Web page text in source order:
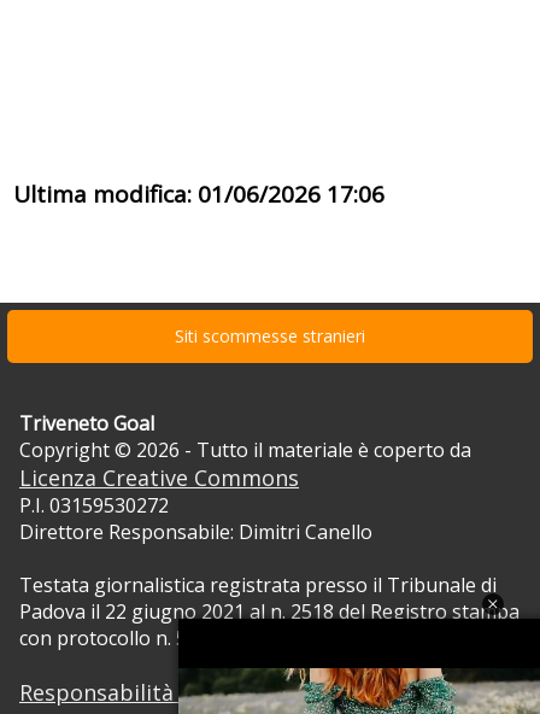
Ultima modifica: 01/06/2026 17:06
Siti scommesse stranieri
Triveneto Goal
Copyright © 2026 - Tutto il materiale è coperto da
Licenza Creative Commons
P.I. 03159530272
Direttore Responsabile: Dimitri Canello
Testata giornalistica registrata presso il Tribunale di
Padova il 22 giugno 2021 al n. 2518 del Registro stampa
con protocollo n. 5105/2021 RVG.
Responsabilità dei contenuti